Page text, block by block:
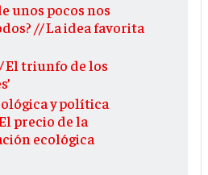
unos pocos nos
// La idea favorita
El triunfo de los
y política
precio de la
ecológica